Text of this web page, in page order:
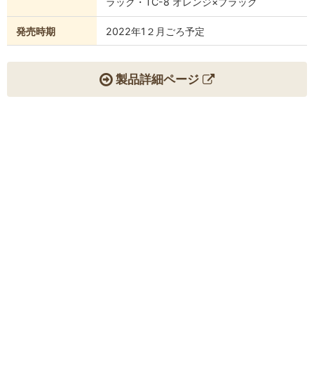
発売時期 2022年1２月ごろ予定
製品詳細ページ